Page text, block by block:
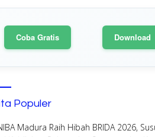
Coba Gratis Download
Populer